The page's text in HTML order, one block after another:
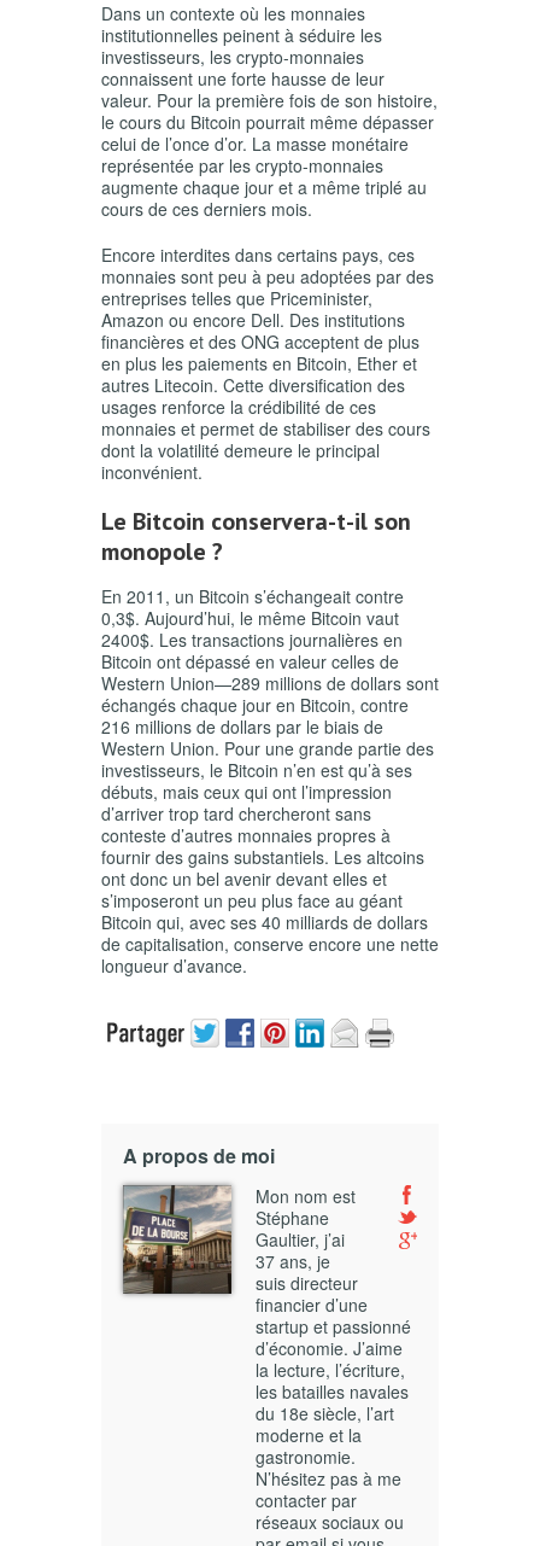
Dans un contexte où les monnaies
institutionnelles peinent à séduire les
investisseurs, les crypto-monnaies
connaissent une forte hausse de leur
valeur. Pour la première fois de son histoire,
le cours du Bitcoin pourrait même dépasser
celui de l’once d’or. La masse monétaire
représentée par les crypto-monnaies
augmente chaque jour et a même triplé au
cours de ces derniers mois.
Encore interdites dans certains pays, ces
monnaies sont peu à peu adoptées par des
entreprises telles que Priceminister,
Amazon ou encore Dell. Des institutions
financières et des ONG acceptent de plus
en plus les paiements en Bitcoin, Ether et
autres Litecoin. Cette diversification des
usages renforce la crédibilité de ces
monnaies et permet de stabiliser des cours
dont la volatilité demeure le principal
inconvénient.
Le Bitcoin conservera-t-il son
monopole ?
En 2011, un Bitcoin s’échangeait contre
0,3$. Aujourd’hui, le même Bitcoin vaut
2400$. Les transactions journalières en
Bitcoin ont dépassé en valeur celles de
Western Union—289 millions de dollars sont
échangés chaque jour en Bitcoin, contre
216 millions de dollars par le biais de
Western Union. Pour une grande partie des
investisseurs, le Bitcoin n’en est qu’à ses
débuts, mais ceux qui ont l’impression
d’arriver trop tard chercheront sans
conteste d’autres monnaies propres à
fournir des gains substantiels. Les altcoins
ont donc un bel avenir devant elles et
s’imposeront un peu plus face au géant
Bitcoin qui, avec ses 40 milliards de dollars
de capitalisation, conserve encore une nette
longueur d’avance.
A propos de moi
Mon nom est
Stéphane
Gaultier, j’ai
37 ans, je
suis directeur
financier d’une
startup et passionné
d’économie. J’aime
la lecture, l’écriture,
les batailles navales
du 18e siècle, l’art
moderne et la
gastronomie.
N’hésitez pas à me
contacter par
réseaux sociaux ou